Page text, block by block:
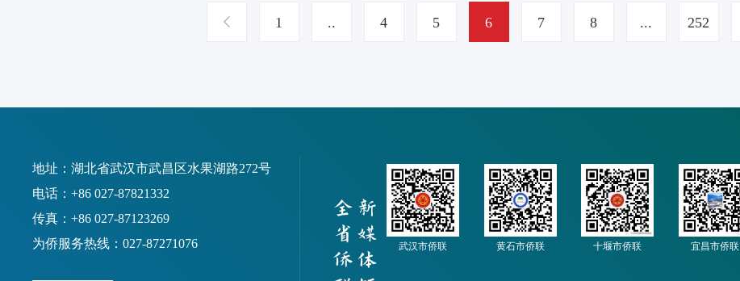
1 .. 4 5 6 7 8 ... 252
地址：湖北省武汉市武昌区水果湖路272号
电话：+86 027-87821332
传真：+86 027-87123269
为侨服务热线：027-87271076
武汉市侨联 黄石市侨联 十堰市侨联 宜昌市侨联